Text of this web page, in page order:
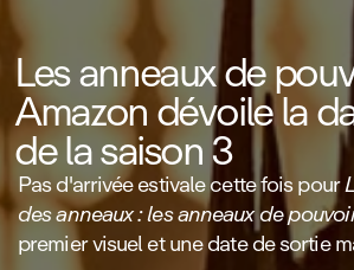
Les anneaux de
Amazon dévoile la
de la saison 3
Pas d'arrivée estivale cette fois pour
des anneaux : les anneaux de
premier visuel et une date de sortie